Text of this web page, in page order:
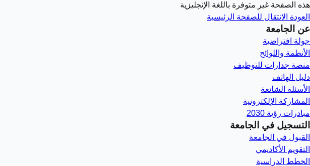
هذه الصفحة غير متوفرة باللغة الإنجليزية
العودة الانتقال للصفحة الرئيسية
عن الجامعة
جولة افتراضية
الأنظمة واللوائح
منصة جدارات للتوظيف
دليل الهاتف
الأسئلة الشائعة
المشاركة الإلكترونية
مبادرات رؤية 2030
التسجيل في الجامعة
القبول في الجامعة
التقويم الأكاديمي
الخطط الدراسية